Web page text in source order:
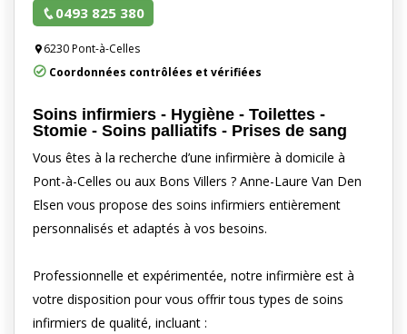
0493 825 380
6230 Pont-à-Celles
Coordonnées contrôlées et vérifiées
Soins infirmiers - Hygiène - Toilettes -
Stomie - Soins palliatifs - Prises de sang
Vous êtes à la recherche d’une infirmière à domicile à
Pont-à-Celles ou aux Bons Villers ? Anne-Laure Van Den
Elsen vous propose des soins infirmiers entièrement
personnalisés et adaptés à vos besoins.
Professionnelle et expérimentée, notre infirmière est à
votre disposition pour vous offrir tous types de soins
infirmiers de qualité, incluant :